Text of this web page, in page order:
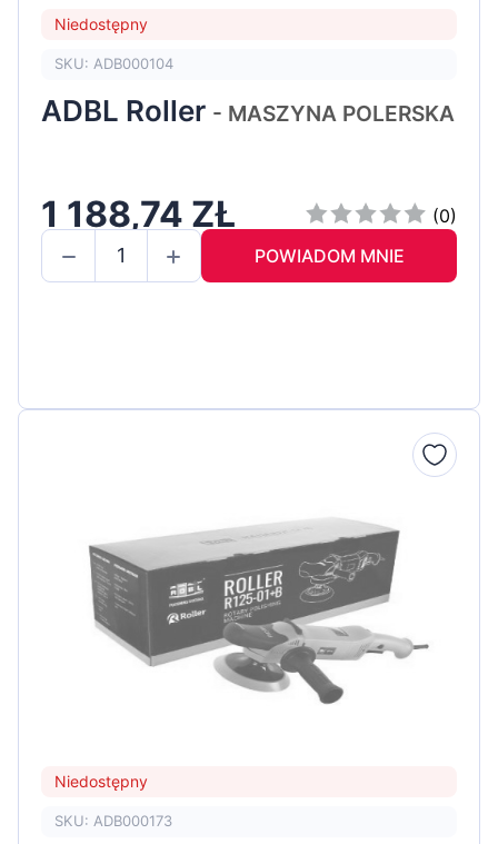
Niedostępny
SKU: ADB000104
ADBL Roller - MASZYNA POLERSKA
1 188,74 ZŁ
(0)
POWIADOM MNIE
Niedostępny
SKU: ADB000173